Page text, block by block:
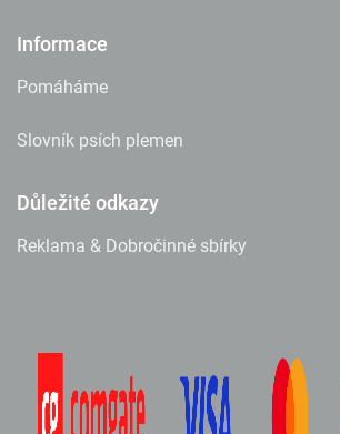
Informace
Pomáháme
Slovník psích plemen
Důležité odkazy
Reklama & Dobročinné sbírky